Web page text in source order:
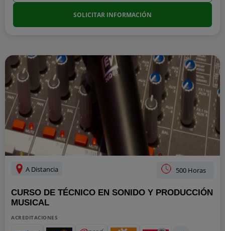
SOLICITAR INFORMACIÓN
A Distancia 500 Horas
CURSO DE TÉCNICO EN SONIDO Y PRODUCCIÓN
MUSICAL
ACREDITACIONES